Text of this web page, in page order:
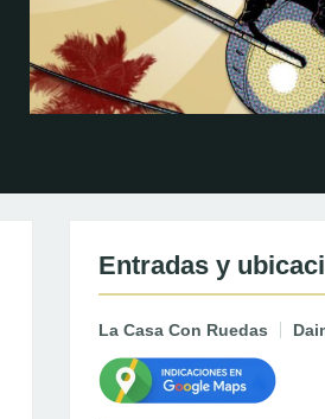
Entradas y
La Casa Con Ruedas